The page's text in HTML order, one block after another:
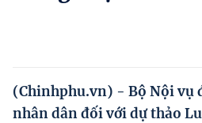
Người dân góp ý
Hướng dẫn thực hiện chính
(Chinhphu.vn) - Bộ Nội vụ
nhân dân đối với dự thảo